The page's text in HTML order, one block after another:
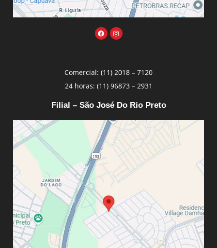
Comercial: (11) 2018 – 7120
24 horas: (11) 96873 – 2931
Filial – São José Do Rio Preto